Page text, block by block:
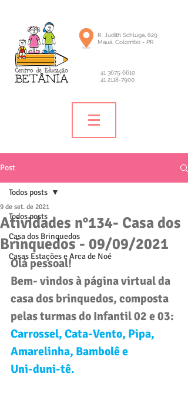
R. Judith Schluga, 629
Mauá, Colombo - PR
41 3675-6610
41 2118-7900
Post
Todos posts
Casa dos Brinquedos
Casas Estações e Arca de Noé
Todos posts
Atividades n°134- Casa dos
Brinquedos - 09/09/2021
9 de set. de 2021
Olá pessoal!
Bem- vindos à página virtual da
casa dos brinquedos, composta
pelas turmas do Infantil 02 e 03:
Carrossel, Cata-Vento, Pipa,
Amarelinha, Bambolê e
Uni-duni-tê.